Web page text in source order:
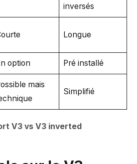
inversés
Longue
option Pré installé
mais
Simplifié
V3 vs V3 inverted